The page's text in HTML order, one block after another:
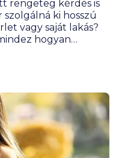
rengeteg kérdés is
ki hosszú
vagy saját lakás?
hogyan
dilemma: a